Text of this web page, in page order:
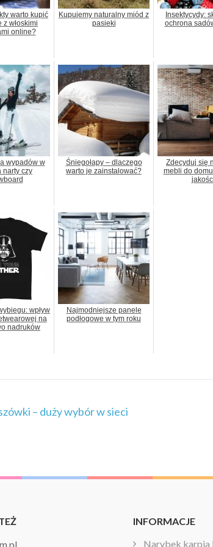
warto kupić
z włoskimi
online?
Kupujemy naturalny miód z
pasieki
Insektycydy:
ochrona
wypadów w
narty czy
Śniegołapy – dlaczego
warto je zainstalować?
Zdecyduj się
mebli do
wpływ
na
nadruków
Najmodniejsze panele
podłogowe w tym roku
– duży wybór w sieci
INFORMACJE
Narybek karpia